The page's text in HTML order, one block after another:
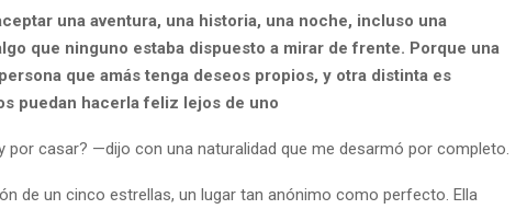
una aventura, una historia, una noche, incluso una
que ninguno estaba dispuesto a mirar de frente. Porque una
que amás tenga deseos propios, y otra distinta es
puedan hacerla feliz lejos de uno
por casar? —dijo con una naturalidad que me desarmó por completo.
de un cinco estrellas, un lugar tan anónimo como perfecto. Ella